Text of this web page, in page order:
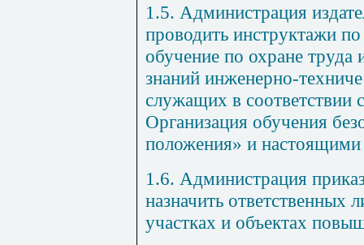
1.5. Администрация
проводить инструктажи
обучение по охране
знаний инженерно-
служащих в соответствии
Организация обучения
положения» и
1.6. Администрация
назначить ответственных
участках и объектах